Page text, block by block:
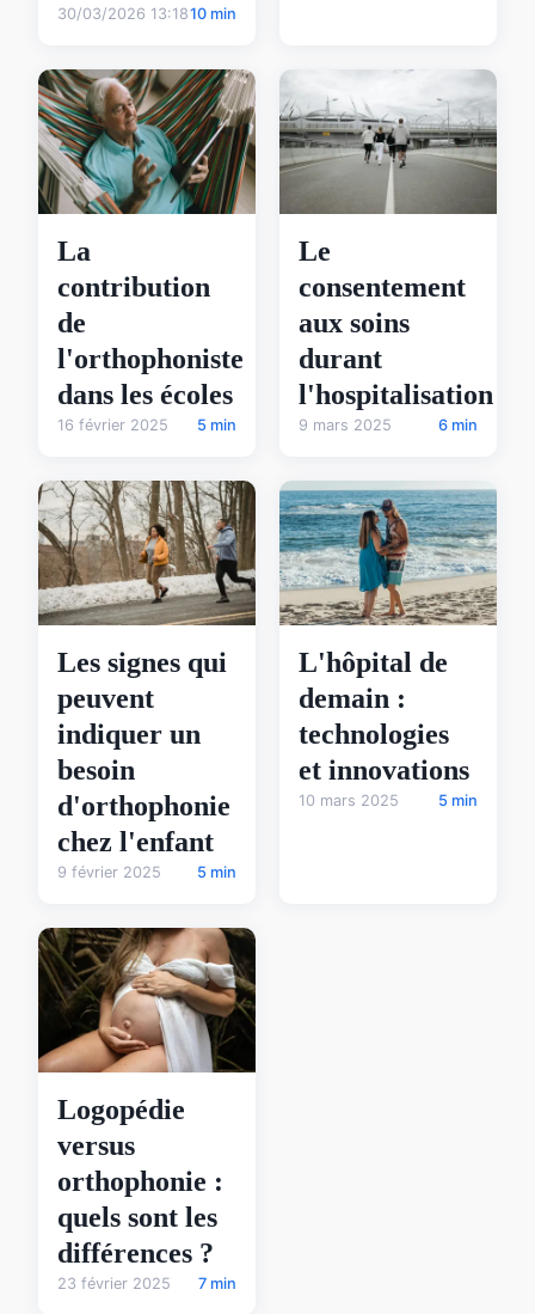
30/03/2026 13:1810 min
La
contribution
de
l'orthophoniste
dans les écoles
16 février 2025 5 min
Le
consentement
aux soins
durant
l'hospitalisation
9 mars 2025 6 min
Les signes qui
peuvent
indiquer un
besoin
d'orthophonie
chez l'enfant
9 février 2025 5 min
L'hôpital de
demain :
technologies
et innovations
10 mars 2025 5 min
Logopédie
versus
orthophonie :
quels sont les
différences ?
23 février 2025 7 min